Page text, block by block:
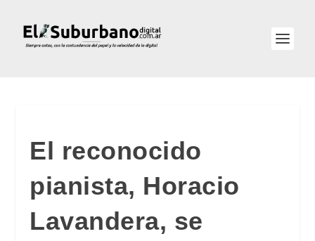
El reconocido
pianista, Horacio
Lavandera, se